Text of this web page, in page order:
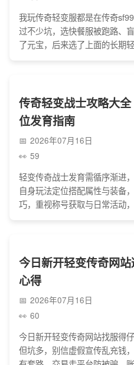
我玩传奇轻变服都是在传奇
过不少坑，选快餐服被跑路、
了元宝，后来选了上面的长期
传奇轻变战士攻略大
位发育指南
2026年07月16日
59
轻变传奇战士发育需循序渐进
自身玩法定位搭配属性与装备
巧，重视称号获取与日常活动
今日新开轻变传奇网
心得
2026年07月16日
60
今日新开轻变传奇网站找服得
但坑多，别信虚假宣传乱充钱